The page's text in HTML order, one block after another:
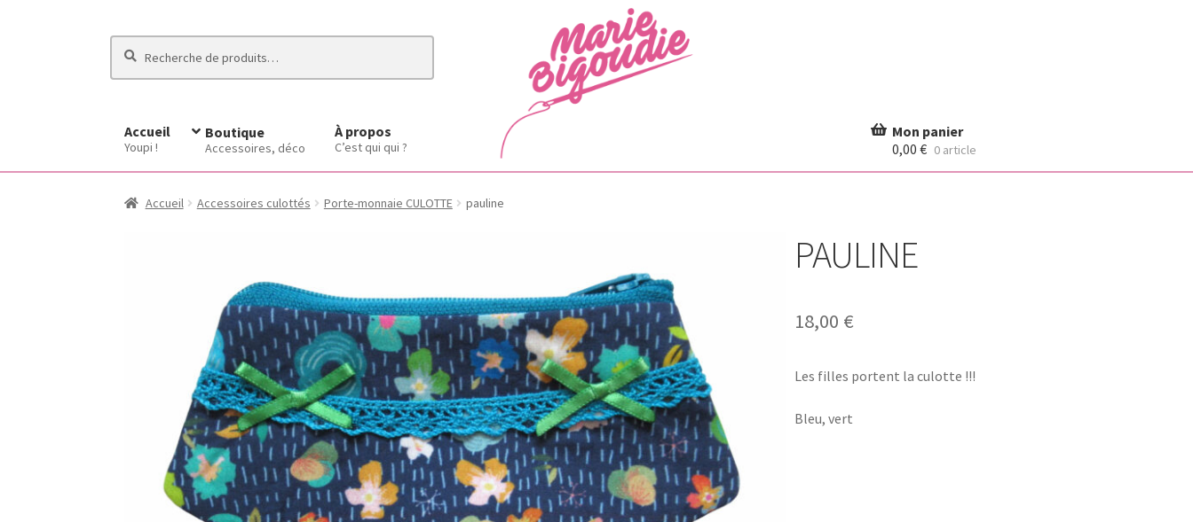
pour :
Accueil
Youpi !
Boutique
Accessoires, déco
À propos
C’est qui qui ? 0,00 € 0 article
Accueil Accessoires culottés Porte-monnaie CULOTTE pauline
PAULINE
18,00 €
Les filles portent la culotte !!!
Bleu, vert